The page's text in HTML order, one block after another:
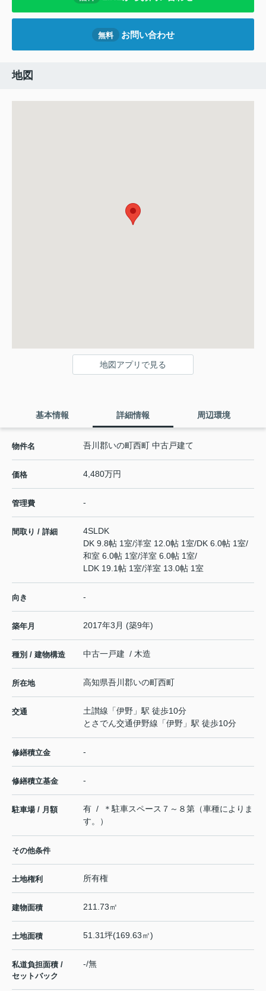
無料 お問い合わせ
地図
地図アプリで見る
基本情報 詳細情報 周辺環境
物件名 吾川郡いの町西町 中古戸建て
価格 4,480万円
管理費 -
間取り / 詳細
4SLDK
DK 9.8帖 1室/洋室 12.0帖 1室/DK 6.0帖 1室/
和室 6.0帖 1室/洋室 6.0帖 1室/
LDK 19.1帖 1室/洋室 13.0帖 1室
向き -
築年月 2017年3月 (築9年)
種別 / 建物構造 中古一戸建 / 木造
所在地 高知県吾川郡いの町西町
交通 土讃線 「伊野 」駅 徒歩10分
とさでん交通伊野線 「伊野 」駅 徒歩10分
修繕積立金 -
修繕積立基金 -
駐車場 / 月額
有 / ＊駐車スペース７～８第（車種によりま
す。）
その他条件
土地権利 所有権
建物面積 211.73㎡
土地面積 51.31坪(169.63㎡)
私道負担面積 /
セットバック
-/無